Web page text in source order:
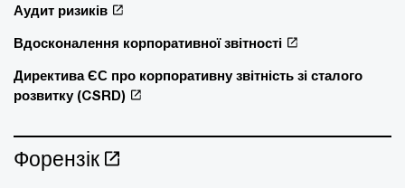
Аудит ризиків
Вдосконалення корпоративної звітності
Директива ЄС про корпоративну звітність зі сталого
розвитку (CSRD)
Форензік